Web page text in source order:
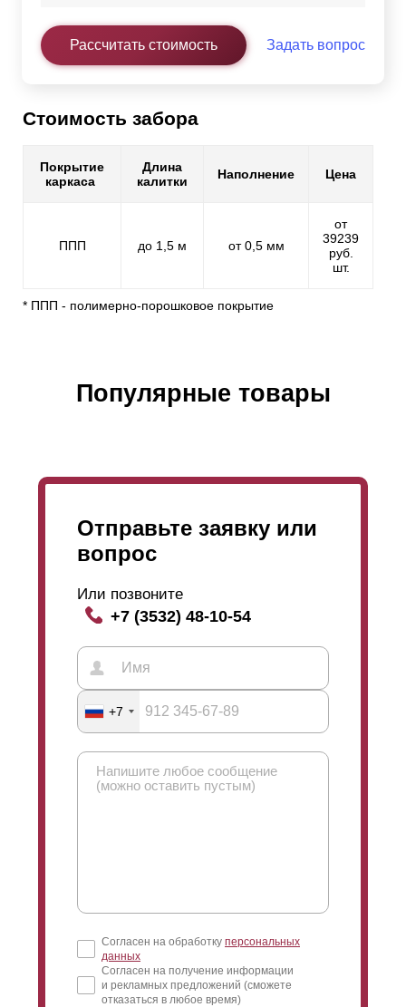
Рассчитать стоимость Задать вопрос
Стоимость забора
Покрытие
каркаса
Длина
калитки
Наполнение Цена
ППП до 1,5 м от 0,5 мм
от
39239
руб.
шт.
* ППП - полимерно-порошковое покрытие
Популярные товары
Отправьте заявку или
вопрос
Или позвоните
+7 (3532) 48-10-54
+7
Согласен на обработку персональных
данных
Согласен на получение информации
и рекламных предложений (сможете
отказаться в любое время)